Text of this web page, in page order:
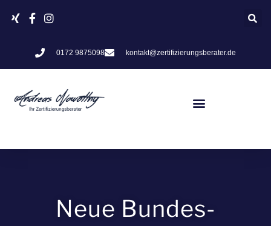
Inhalt
0172 9875098 kontakt@zertifizierungsberater.de
Neue Bundes-